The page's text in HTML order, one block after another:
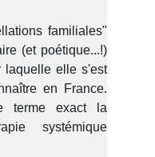
familiales"
(et poétique...!)
laquelle elle s'est
en France.
terme exact la
systémique